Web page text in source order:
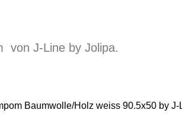
von J-Line by Jolipa.
Baumwolle/Holz weiss 90.5x50 by J-